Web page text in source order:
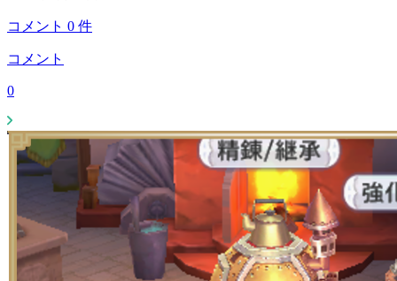
コメント 0 件
コメント
0